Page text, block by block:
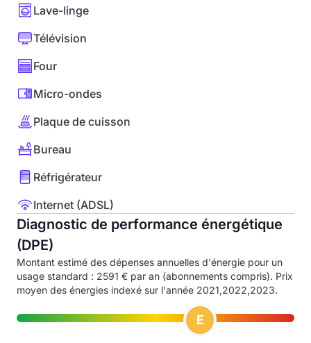
Lave-linge
Télévision
Four
Micro-ondes
Plaque de cuisson
Bureau
Réfrigérateur
Internet (ADSL)
Diagnostic de performance énergétique
(DPE)
Montant estimé des dépenses annuelles d'énergie pour un
usage standard : 2591 € par an (abonnements compris). Prix
moyen des énergies indexé sur l'année 2021,2022,2023.
E